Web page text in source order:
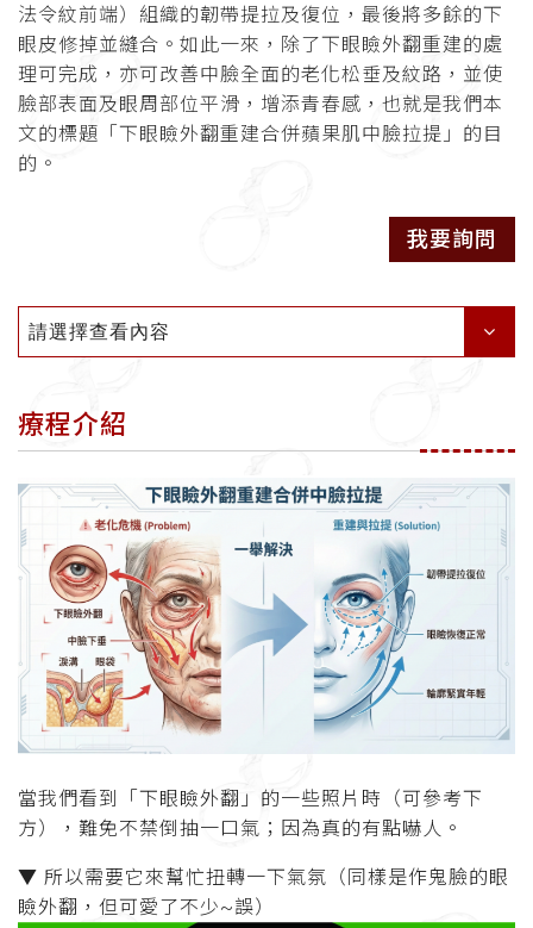
法令紋前端）組織的韌帶提拉及復位，最後將多餘的下
眼皮修掉並縫合。如此一來，除了下眼瞼外翻重建的處
理可完成，亦可改善中臉全面的老化松垂及紋路，並使
臉部表面及眼周部位平滑，增添青春感，也就是我們本
文的標題「下眼瞼外翻重建合併蘋果肌中臉拉提」的目
的。
我要詢問
請選擇查看內容
療程介紹
當我們看到「下眼瞼外翻」的一些照片時（可參考下
方），難免不禁倒抽一口氣；因為真的有點嚇人。
▼ 所以需要它來幫忙扭轉一下氣氛（同樣是作鬼臉的眼
瞼外翻，但可愛了不少~誤）